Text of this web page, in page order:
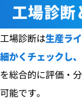
工場診断
工場診断は生産ラ
細かくチェックし
を総合的に評価・
可能です。